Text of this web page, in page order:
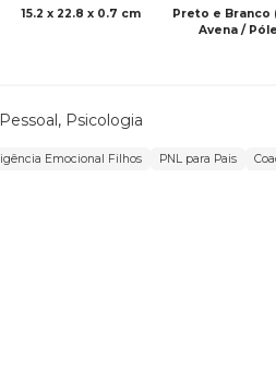
15.2 x 22.8 x 0.7 cm
Preto e Branco
Avena /
, Psicologia
Emocional Filhos PNL para Pais